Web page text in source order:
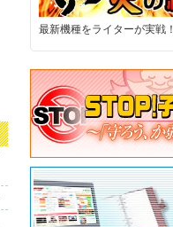
最新機種をライターが実戦！